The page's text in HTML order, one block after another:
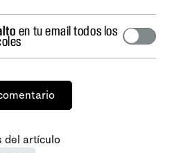
en tu email todos los
del artículo